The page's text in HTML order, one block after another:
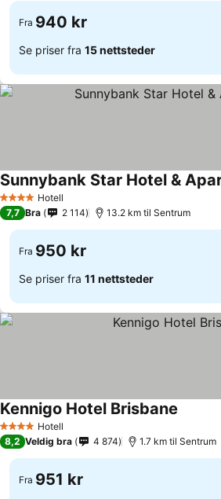
Fra 940 kr
Se priser fra 15 nettsteder
4 StjernerHotell
Sunnybank Star Hotel &
7,7 Bra 2 114 13.2 km til Sentrum
Fra 950 kr
Se priser fra 11 nettsteder
4 StjernerHotell
Kennigo Hotel Brisbane
8,2 Veldig bra 4 874 1.7 km til Sentrum
Fra 951 kr